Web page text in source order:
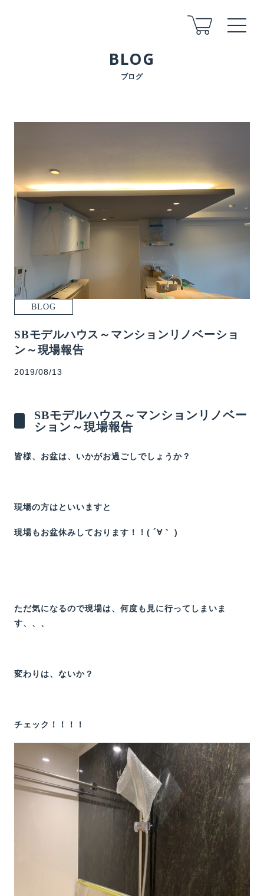
FLOW
FOR LAND
WORKS
EVENT
MODELROOM
BLOG
BLOG
ブログ
BLOG
SBモデルハウス～マンションリノベーショ
ン～現場報告
2019/08/13
SBモデルハウス～マンションリノベー
ション～現場報告
皆様、お盆は、いかがお過ごしでしょうか？
現場の方はといいますと
現場もお盆休みしております！！( ´∀｀ )
ただ気になるので現場は、何度も見に行ってしまいま
す、、、
変わりは、ないか？
チェック！！！！